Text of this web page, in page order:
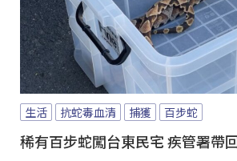
生活 抗蛇毒血清 捕獲 百步蛇
稀有百步蛇闖台東民宅 疾管署帶